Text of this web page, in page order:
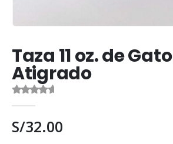
Taza 11 oz. de Gato
Atigrado
S/32.00